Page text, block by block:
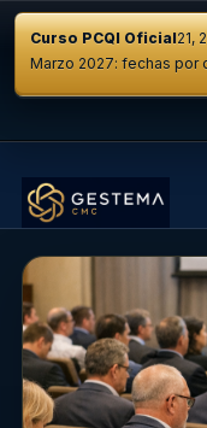
Curso PCQI Oficial21,
Marzo 2027: fechas por